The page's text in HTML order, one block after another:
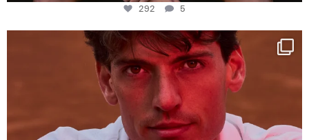
292 5
One last dance at home
This week at...
321
9